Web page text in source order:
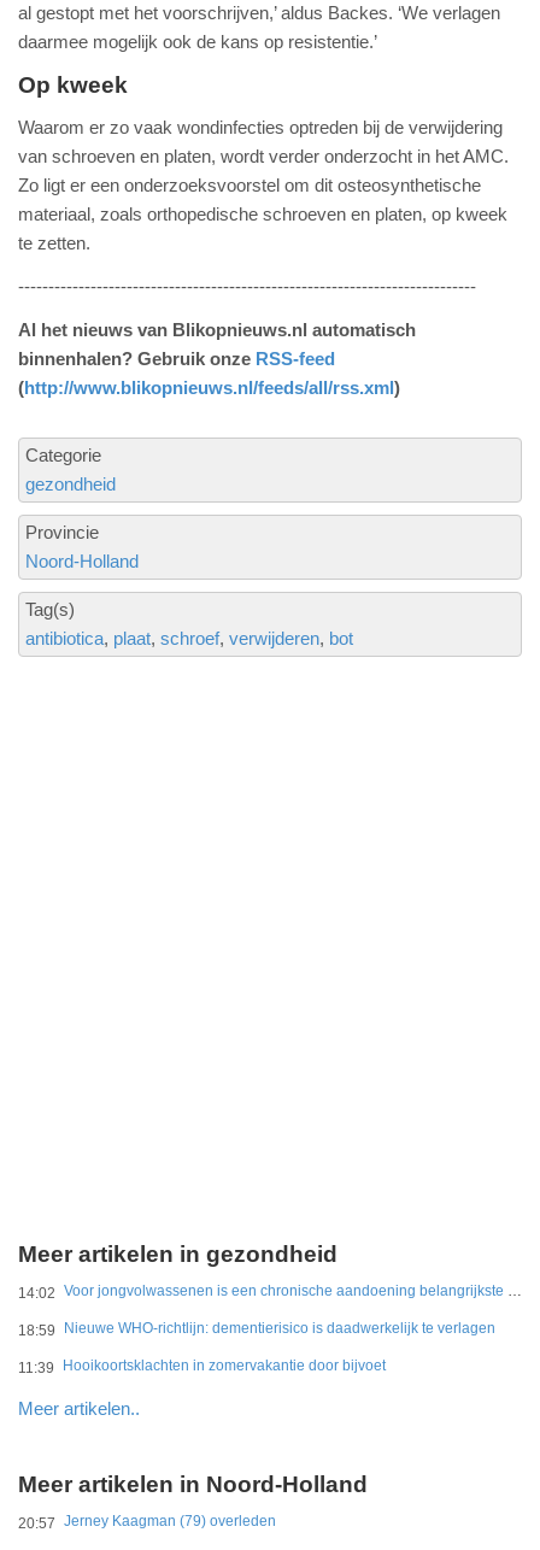
al gestopt met het voorschrijven,’ aldus Backes. ‘We verlagen
daarmee mogelijk ook de kans op resistentie.’
Op kweek
Waarom er zo vaak wondinfecties optreden bij de verwijdering
van schroeven en platen, wordt verder onderzocht in het AMC.
Zo ligt er een onderzoeksvoorstel om dit osteosynthetische
materiaal, zoals orthopedische schroeven en platen, op kweek
te zetten.
----------------------------------------------------------------------------
Al het nieuws van Blikopnieuws.nl automatisch
binnenhalen? Gebruik onze RSS-feed
(http://www.blikopnieuws.nl/feeds/all/rss.xml)
Categorie
gezondheid
Provincie
Noord-Holland
Tag(s)
antibiotica plaat schroef verwijderen bot
Meer artikelen in gezondheid
14:02 Voor jongvolwassenen is een chronische aandoening belangrijkste belemmering
18:59 Nieuwe WHO-richtlijn: dementierisico is daadwerkelijk te verlagen
11:39 Hooikoortsklachten in zomervakantie door bijvoet
Meer artikelen..
Meer artikelen in Noord-Holland
20:57 Jerney Kaagman (79) overleden